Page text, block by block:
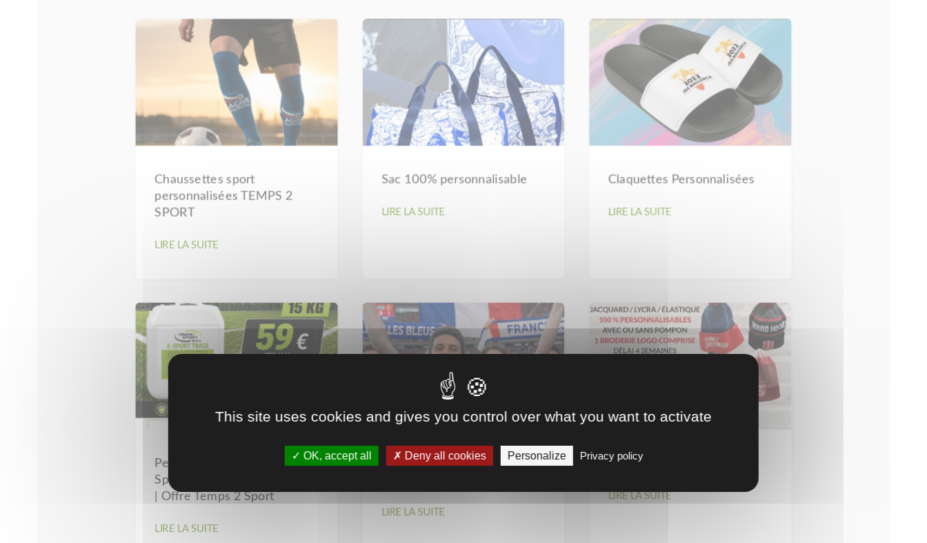
Chaussettes sport
personnalisées TEMPS 2
SPORT
LIRE LA SUITE
Sac 100% personnalisable
LIRE LA SUITE
Claquettes Personnalisées
LIRE LA SUITE
Peinture Traçage Terrain de
Sport E-SPORT TRACE 15kg
| Offre Temps 2 Sport
LIRE LA SUITE
Goodies – Coupe du monde
LIRE LA SUITE
Bonnets Personnalisables
LIRE LA SUITE
This site uses cookies and gives you control over what you want to activate
OK, accept all Deny all cookies Personalize Privacy policy